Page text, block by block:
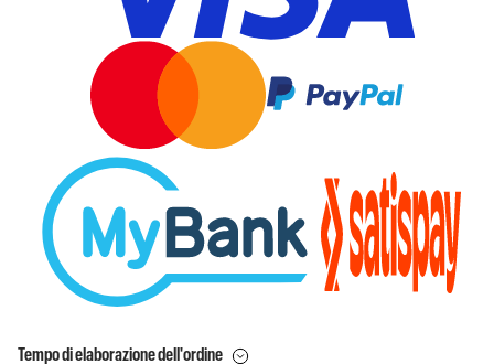
Tempo di elaborazione dell'ordine